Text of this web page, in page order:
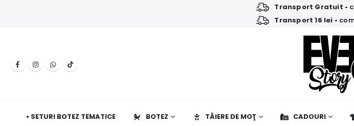
Transport Gratuit •
Transport 16 lei •
• SETURI BOTEZ TEMATICE BOTEZ TĂIERE DE MOŢ CADOURI